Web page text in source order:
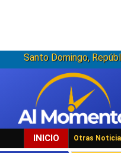
Santo Domingo,
INICIO Otras